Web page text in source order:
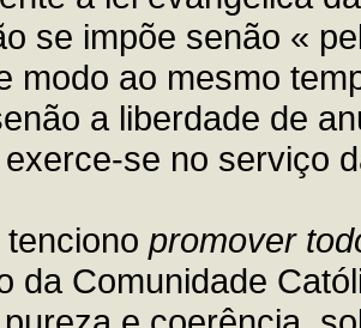
se impõe senão «
modo ao mesmo
a liberdade de
se no serviço
promover
da Comunidade